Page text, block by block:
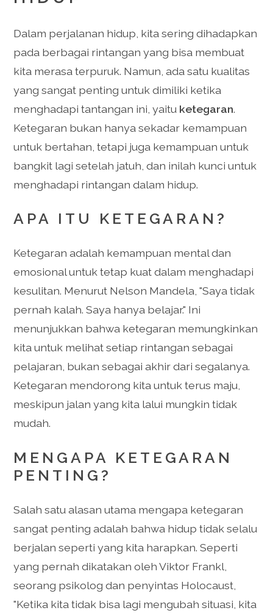
Dalam perjalanan hidup, kita sering dihadapkan
pada berbagai rintangan yang bisa membuat
kita merasa terpuruk. Namun, ada satu kualitas
yang sangat penting untuk dimiliki ketika
menghadapi tantangan ini, yaitu ketegaran.
Ketegaran bukan hanya sekadar kemampuan
untuk bertahan, tetapi juga kemampuan untuk
bangkit lagi setelah jatuh, dan inilah kunci untuk
menghadapi rintangan dalam hidup.
APA ITU KETEGARAN?
Ketegaran adalah kemampuan mental dan
emosional untuk tetap kuat dalam menghadapi
kesulitan. Menurut Nelson Mandela, "Saya tidak
pernah kalah. Saya hanya belajar." Ini
menunjukkan bahwa ketegaran memungkinkan
kita untuk melihat setiap rintangan sebagai
pelajaran, bukan sebagai akhir dari segalanya.
Ketegaran mendorong kita untuk terus maju,
meskipun jalan yang kita lalui mungkin tidak
mudah.
MENGAPA KETEGARAN
PENTING?
Salah satu alasan utama mengapa ketegaran
sangat penting adalah bahwa hidup tidak selalu
berjalan seperti yang kita harapkan. Seperti
yang pernah dikatakan oleh Viktor Frankl,
seorang psikolog dan penyintas Holocaust,
"Ketika kita tidak bisa lagi mengubah situasi, kita